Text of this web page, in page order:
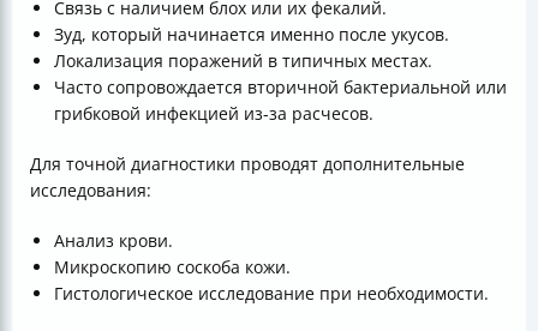
Связь с наличием блох или их фекалий.
Зуд, который начинается именно после укусов.
Локализация поражений в типичных местах.
Часто сопровождается вторичной бактериальной или
грибковой инфекцией из-за расчесов.
Для точной диагностики проводят дополнительные
исследования:
Анализ крови.
Микроскопию соскоба кожи.
Гистологическое исследование при необходимости.